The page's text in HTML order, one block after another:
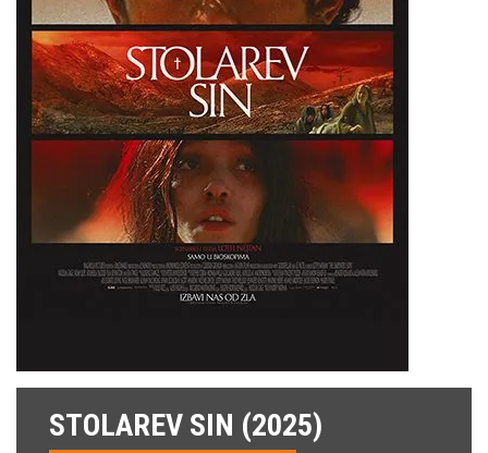
STOLAREV SIN (2025)